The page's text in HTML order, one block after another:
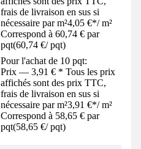
frais de livraison en sus si
nécessaire par m²4,05 €*/ m²
Correspond à 60,74 € par
pqt(60,74 €/ pqt)
Pour l'achat de 10 pqt:
Prix — 3,91 € * Tous les prix
affichés sont des prix TTC,
frais de livraison en sus si
nécessaire par m²3,91 €*/ m²
Correspond à 58,65 € par
pqt(58,65 €/ pqt)